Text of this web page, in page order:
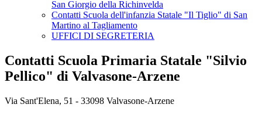
San Giorgio della Richinvelda
Contatti Scuola dell'infanzia Statale "Il Tiglio" di San
Martino al Tagliamento
UFFICI DI SEGRETERIA
Contatti Scuola Primaria Statale "Silvio
Pellico" di Valvasone-Arzene
Via Sant'Elena, 51 - 33098 Valvasone-Arzene